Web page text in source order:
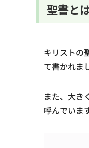
聖書と
キリストの
て書かれま
また、大き
呼んでいま